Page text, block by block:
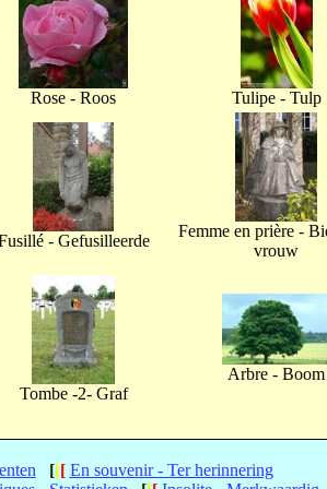
Rose - Roos
Tulipe - Tulp
- Gefusilleerde
Femme en prière -
vrouw
Tombe -2- Graf
Arbre - Boom
[[[ En souvenir - Ter herinnering